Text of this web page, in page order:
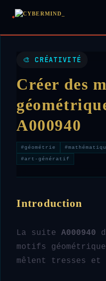
🎨 CRÉATIVITÉ
Créer des
A000940
#géométrie
#art-génératif
Introduction
La suite A000940
motifs
mêlent tresses et